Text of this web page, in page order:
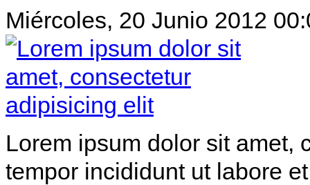
Miércoles, 20 Junio 2012
Lorem ipsum dolor sit amet,
tempor incididunt ut labore